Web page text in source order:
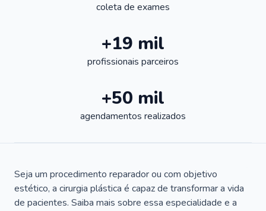
coleta de exames
+19 mil
profissionais parceiros
+50 mil
agendamentos realizados
Seja um procedimento reparador ou com objetivo
estético, a cirurgia plástica é capaz de transformar a vida
de pacientes. Saiba mais sobre essa especialidade e a